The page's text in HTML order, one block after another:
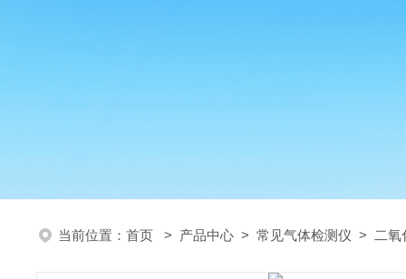
当前位置： 首页 > 产品中心 > 常见气体检测仪 > 二氧